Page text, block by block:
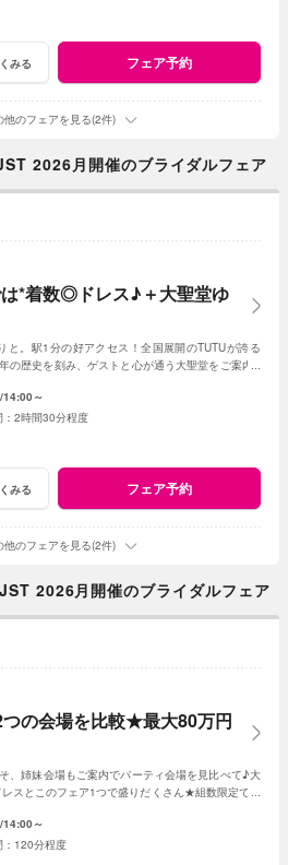
みる フェア予約
他のフェアを見る(2件)
2026月開催のブライダルフェア
*着数◎ドレス♪＋大聖堂ゆ
と。駅1分の好アクセス！全国展開のTUTUが誇る
の歴史を刻み、ゲストと心が通う大聖堂をご案内♪
14:00～
2時間30分程度
みる フェア予約
他のフェアを見る(2件)
2026月開催のブライダルフェア
の会場を比較★最大80万円
、姉妹会場もご案内でパーティ会場を見比べて♪大
スとこのフェア1つで盛りだくさん★組数限定で最
14:00～
120分程度